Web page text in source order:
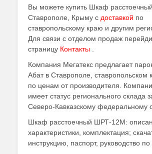
Вы можете купить Шкаф
Ставрополе, Крыму с доставкой по
ставропольскому краю и другим
Для связи с отделом продаж
страницу Контакты
Компания Мегатекс предлагает
Абат в Ставрополе, ставропольском
по ценам от производителя.
имеет статус регионального склада
Северо-Кавказскому федеральному
Шкаф расстоечный ШРТ-12М:
характеристики, комплектация;
инструкцию, паспорт, руководство по